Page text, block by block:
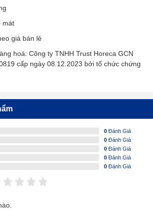
mát
giá bán lẻ
hoá: Công ty TNHH Trust Horeca GCN
cấp ngày 08.12.2023 bởi tổ chức chứng
0 Đánh Giá
0 Đánh Giá
0 Đánh Giá
0 Đánh Giá
0 Đánh Giá